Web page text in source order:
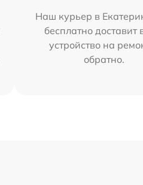
Наш курьер в
бесплатно доставит
устройство на
обратно.